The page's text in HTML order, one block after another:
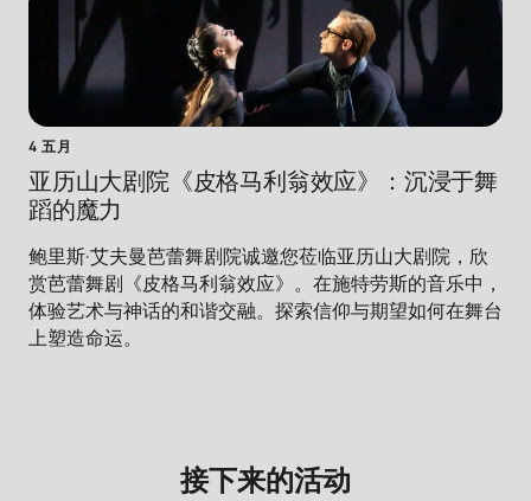
4 五月
亚历山大剧院《皮格马利翁效应》：沉浸于舞
蹈的魔力
鲍里斯·艾夫曼芭蕾舞剧院诚邀您莅临亚历山大剧院，欣
赏芭蕾舞剧《皮格马利翁效应》。在施特劳斯的音乐中，
体验艺术与神话的和谐交融。探索信仰与期望如何在舞台
上塑造命运。
接下来的活动